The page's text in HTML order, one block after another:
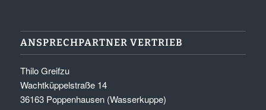
ANSPRECHPARTNER VERTRIEB
Thilo Greifzu
Wachtküppelstraße 14
36163 Poppenhausen (Wasserkuppe)